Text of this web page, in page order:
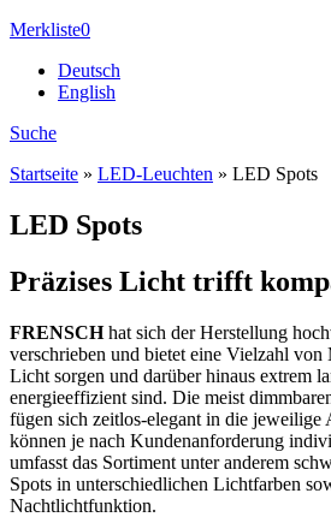
Merkliste0
Deutsch
English
Suche
Startseite » LED-Leuchten » LED Spots
LED Spots
Präzises Licht trifft
FRENSCHhat sich der Herstellung
verschrieben und bietet eine Vielzahl von
Licht sorgen und darüber hinaus extrem
energieeffizient sind. Die meist
fügen sich zeitlos-elegant in die jeweilige
können je nach Kundenanforderung
umfasst das Sortiment unter anderem
Spots in unterschiedlichen Lichtfarben
Nachtlichtfunktion.